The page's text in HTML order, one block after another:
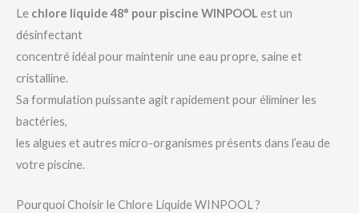
Le chlore liquide 48° pour piscine WINPOOL est un
désinfectant
concentré idéal pour maintenir une eau propre, saine et
cristalline.
Sa formulation puissante agit rapidement pour éliminer les
bactéries,
les algues et autres micro-organismes présents dans l’eau de
votre piscine.
Pourquoi Choisir le Chlore Liquide WINPOOL ?